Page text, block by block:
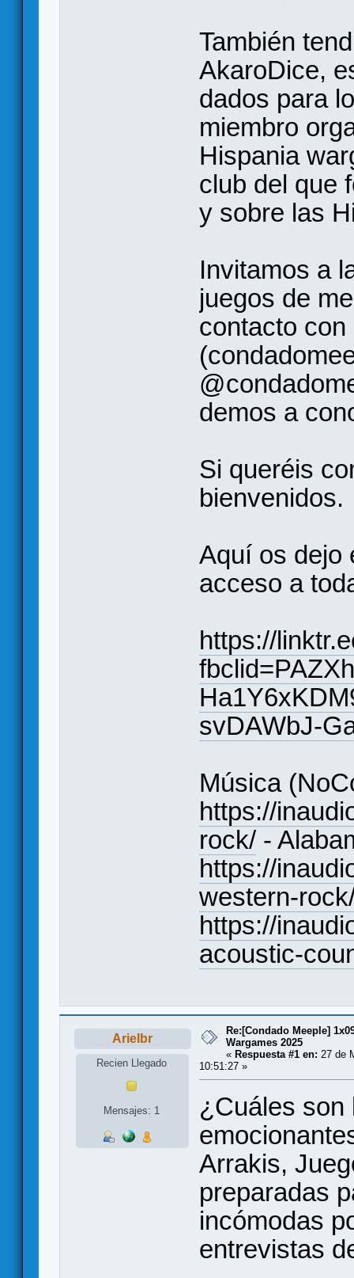
También
AkaroDice,
dados para
miembro
Hispania
club del que
y sobre las
Invitamos a
juegos de
contacto
demos a
Si queréis
bienvenidos.
Aquí os dejo
acceso a
https://
svDAWbJ-
Música
https://
rock/ -
https://
western-
https://
acoustic-
Arielbr
Recien Llegado
Mensajes: 1
Re:[Condado Meeple]
Wargames 2025
« Respuesta #1 en: 27 de
10:51:27 »
¿Cuáles son
Arrakis,
preparadas
incómodas
entrevistas